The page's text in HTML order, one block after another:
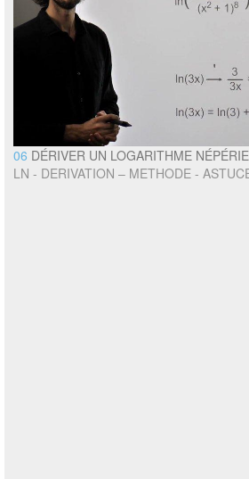
06 DÉRIVER UN LOGARITHME
LN - DERIVATION – METHODE -